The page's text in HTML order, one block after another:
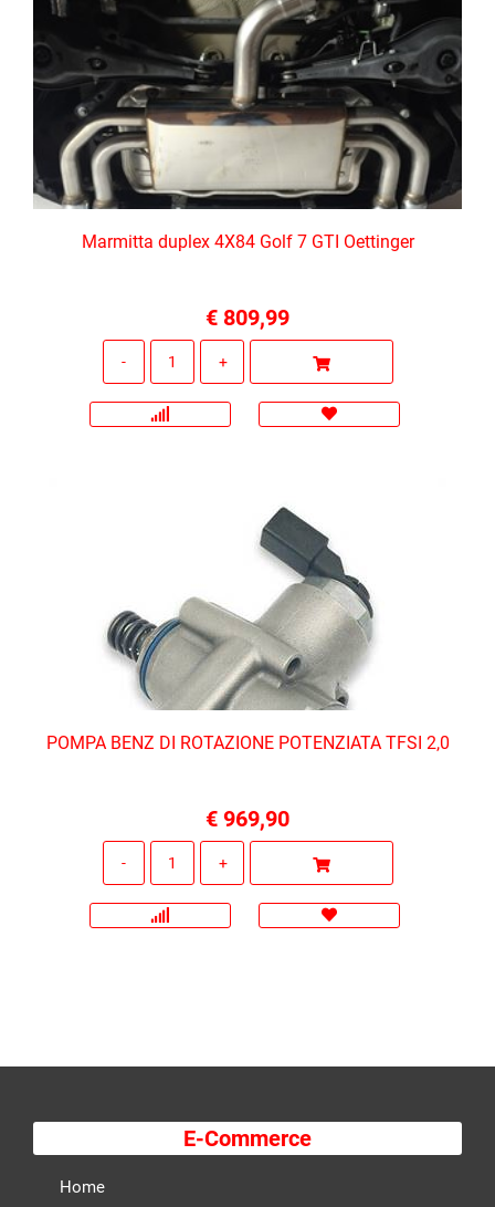
Marmitta duplex 4X84 Golf 7 GTI Oettinger
€ 809,99
POMPA BENZ DI ROTAZIONE POTENZIATA TFSI 2,0
€ 969,90
E-Commerce
Home